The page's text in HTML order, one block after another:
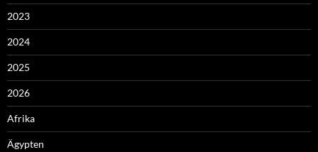
2023
2024
2025
2026
Afrika
Ägypten